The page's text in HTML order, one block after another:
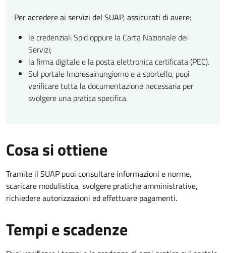
Per accedere ai servizi del SUAP, assicurati di avere:
le credenziali Spid oppure la Carta Nazionale dei
Servizi;
la firma digitale e la posta elettronica certificata (PEC).
Sul portale Impresainungiorno e a sportello, puoi
verificare tutta la documentazione necessaria per
svolgere una pratica specifica.
Cosa si ottiene
Tramite il SUAP puoi consultare informazioni e norme,
scaricare modulistica, svolgere pratiche amministrative,
richiedere autorizzazioni ed effettuare pagamenti.
Tempi e scadenze